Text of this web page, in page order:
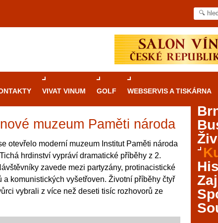
VIVAT VINUM GOLF WEBSERVIS A TISKÁRNA
muzeum Paměti národa
otevřelo moderní muzeum Institut Paměti národa
hrdinství vypráví dramatické příběhy z 2.
zavede mezi partyzány, protinacistické
komunistických vyšetřoven. Životní příběhy čtyř
vybrali z více než deseti tisíc rozhovorů ze
Průvodcekasinovými hrami v Brně: Od
rulety po video automaty
Brno je městem známým pro zajímavé památky, skvělé
restaurace, divadla a univerzity. Mimo jiné je ale také
místem, kde si můžete legálně a bezpečně vyzkoušet
různé kasinové hry. V neustále kvetoucí moravské
V...